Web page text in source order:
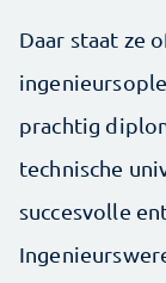
Daar staat ze
prachtig
technische
succesvolle